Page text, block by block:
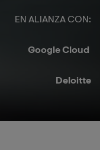
EN ALIANZA CON:​
Google Cloud ​
Deloitte​